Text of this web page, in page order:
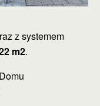
z systemem
m2.